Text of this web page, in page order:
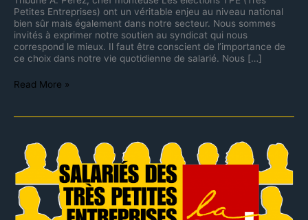
Petites Entreprises) ont un véritable enjeu au niveau national
bien sûr mais également dans notre secteur. Nous sommes
invités à exprimer notre soutien au syndicat qui nous
correspond le mieux. Il faut être conscient de l’importance de
ce choix dans notre vie quotidienne de salarié. Nous […]
Read More »
Élections
TPE
jusqu’au
janvier